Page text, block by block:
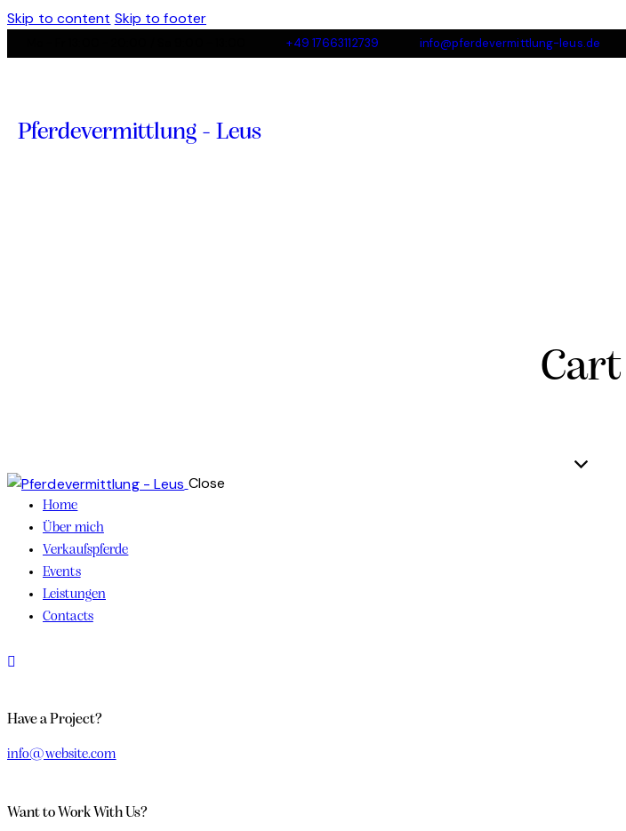
Skip to content Skip to footer
+49 17663112739 info@pferdevermittlung-leus.de
Pferdevermittlung - Leus
Cart
Close
Home
Über mich
Verkaufspferde
Events
Leistungen
Contacts
Have a Project?
info@website.com
Want to Work With Us?